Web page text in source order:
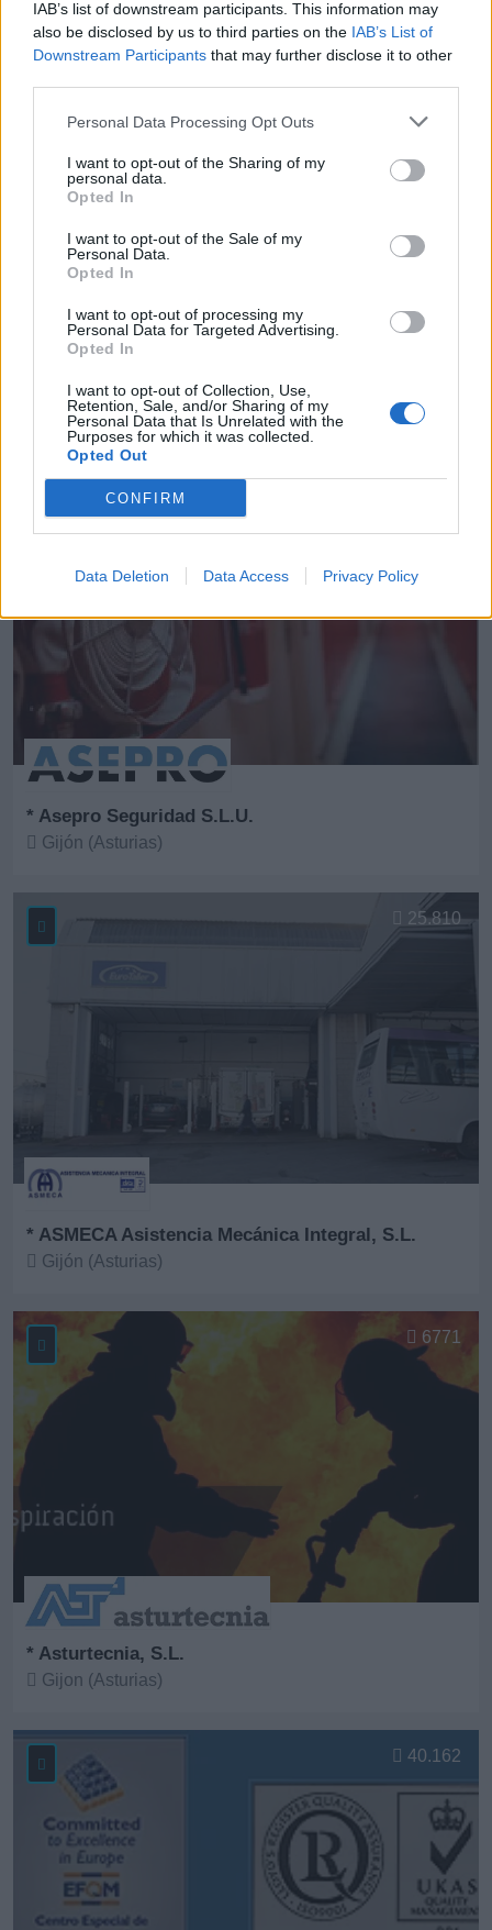
IAB’s list of downstream participants. This information may
also be disclosed by us to third parties on the IAB’s List of
Downstream Participants that may further disclose it to other
Personal Data Processing Opt Outs
I want to opt-out of the Sharing of my
personal data.
Opted In
I want to opt-out of the Sale of my
Personal Data.
Opted In
I want to opt-out of processing my
Personal Data for Targeted Advertising.
Opted In
I want to opt-out of Collection, Use,
Retention, Sale, and/or Sharing of my
Personal Data that Is Unrelated with the
Purposes for which it was collected.
Opted Out
CONFIRM
Data Deletion Data Access Privacy Policy
Trabajos para Vodafone, Seat, Intersport, Liqui Moly,
Adolfo Dominguez, Sprinfield:
Todo tipo de rotulación e imagen corporativa
Perfil activo desde:
Última actualización:
22/01/2026 (hace 6 meses)
Empresas destacadas en
Gijón
* Asepro Seguridad S.L.U.
Gijón (Asturias)
* ASMECA Asistencia Mecánica Integral, S.L.
Gijón (Asturias)
25.810
* Asturtecnia, S.L.
Gijon (Asturias)
6771
40.162